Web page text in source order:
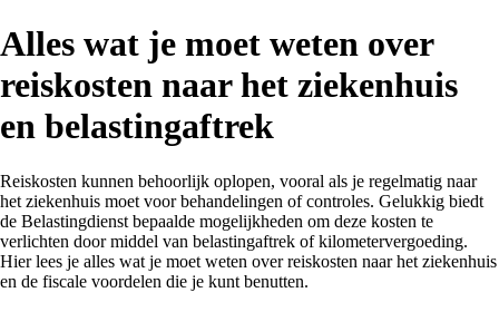
Alles wat je moet weten over
reiskosten naar het ziekenhuis
en belastingaftrek
Reiskosten kunnen behoorlijk oplopen, vooral als je regelmatig naar
het ziekenhuis moet voor behandelingen of controles. Gelukkig biedt
de Belastingdienst bepaalde mogelijkheden om deze kosten te
verlichten door middel van belastingaftrek of kilometervergoeding.
Hier lees je alles wat je moet weten over reiskosten naar het ziekenhuis
en de fiscale voordelen die je kunt benutten.